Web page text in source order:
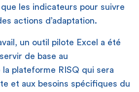
que les indicateurs pour suivre
actions d’adaptation.
un outil pilote Excel a été
de base au
plateforme RISQ qui sera
et aux besoins spécifiques du